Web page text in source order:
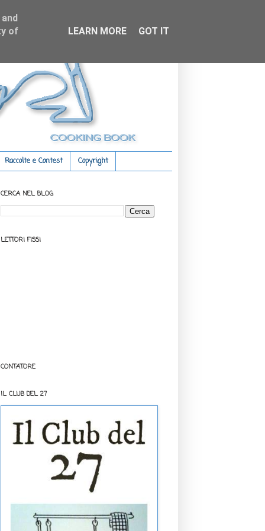
Raccolte e Contest Copyright
CERCA NEL BLOG
LETTORI FISSI
CONTATORE
IL CLUB DEL 27
of
LEARN MORE GOT IT